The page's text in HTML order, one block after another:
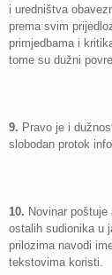
i uredništva
prema svim
primjedbama i
tome su dužni
9. Pravo je i
slobodan protok
10. Novinar
ostalih sudionika u
prilozima navodi
tekstovima koristi.